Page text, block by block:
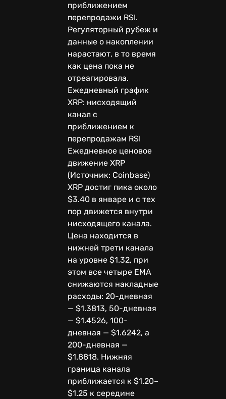
приближением
перепродажи RSI.
Регуляторный рубеж и
данные о накоплении
нарастают, в то время
как цена пока не
отреагировала.
Ежедневный график
XRP: нисходящий
канал с
приближением к
перепродажам RSI
Ежедневное ценовое
движение XRP
(Источник: Coinbase)
XRP достиг пика около
$3.40 в январе и с тех
пор движется внутри
нисходящего канала.
Цена находится в
нижней трети канала
на уровне $1.32, при
этом все четыре EMA
снижаются накладные
расходы: 20-дневная
— $1.3813, 50-дневная
— $1.4526, 100-
дневная — $1.6242, а
200-дневная —
$1.8818. Нижняя
граница канала
приближается к $1.20–
$1.25 к середине